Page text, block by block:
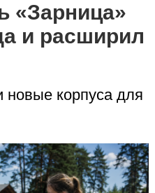
«Зарница»
и расширил
новые корпуса для